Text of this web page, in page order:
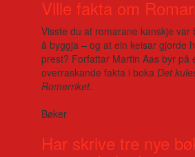
Ville fakta om
Visste du at romarane kanskje var
å byggja – og at ein keisar gjorde
prest? Forfattar Martin Aas byr på
overraskande fakta i boka Det
Romerriket.
Bøker
Har skrive tre nye